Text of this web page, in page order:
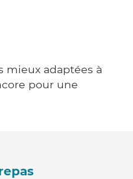
mieux adaptées à
pour une